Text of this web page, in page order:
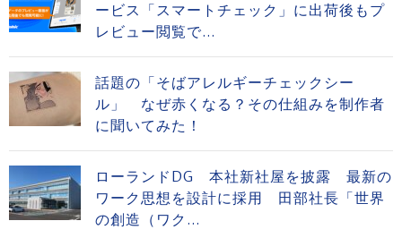
ービス「スマートチェック」に出荷後もプ
レビュー閲覧で...
話題の「そばアレルギーチェックシー
ル」 なぜ赤くなる？その仕組みを制作者
に聞いてみた！
ローランドDG 本社新社屋を披露 最新の
ワーク思想を設計に採用 田部社長「世界
の創造（ワク...